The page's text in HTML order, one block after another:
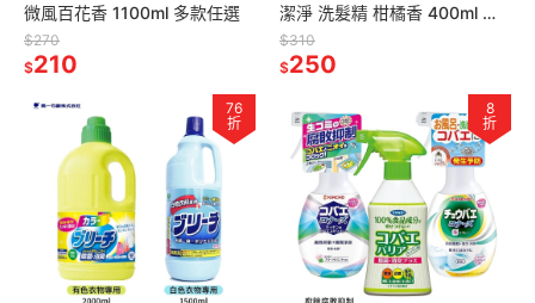
微風百花香 1100ml 多款任選
$270
$210
潔淨 洗髮精 柑橘香 400ml 快
速起泡 可直接擠在頭皮上
$310
$250
76
折
8
折